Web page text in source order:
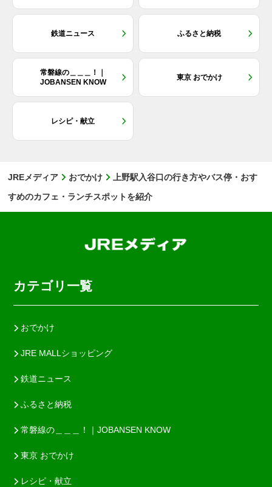
鉄道ニュース ふるさと納税
常磐線の＿＿＿！｜
JOBANSEN KNOW
東京 おでかけ
レシピ・献立
JREメディア おでかけ
上野駅入谷口の行き方やバス停・おす
すめのカフェ・ランチスポットを紹介
カテゴリ一覧
おでかけ
JRE MALLショッピング
鉄道ニュース
ふるさと納税
常磐線の＿＿＿！｜JOBANSEN KNOW
東京 おでかけ
レシピ・献立